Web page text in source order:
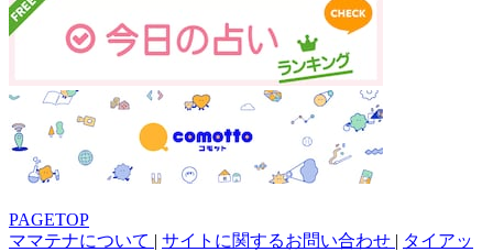
PAGETOP
ママテナについて | サイトに関するお問い合わせ | タイアッ